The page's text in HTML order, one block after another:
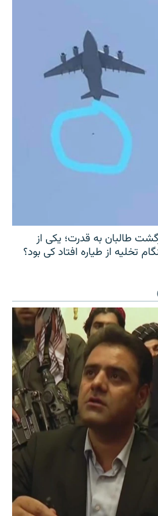
طالبان به قدرت؛ یکی از
تخلیه از طیاره افتاد کی بود؟